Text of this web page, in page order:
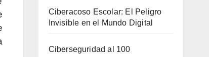
Ciberacoso Escolar: El Peligro
Invisible en el Mundo Digital
Ciberseguridad al 100